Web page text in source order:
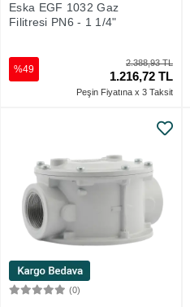
Eska EGF 1032 Gaz
Filitresi PN6 - 1 1/4"
2.388,93 TL
1.216,72 TL
%49
Peşin Fiyatına x 3 Taksit
(0)